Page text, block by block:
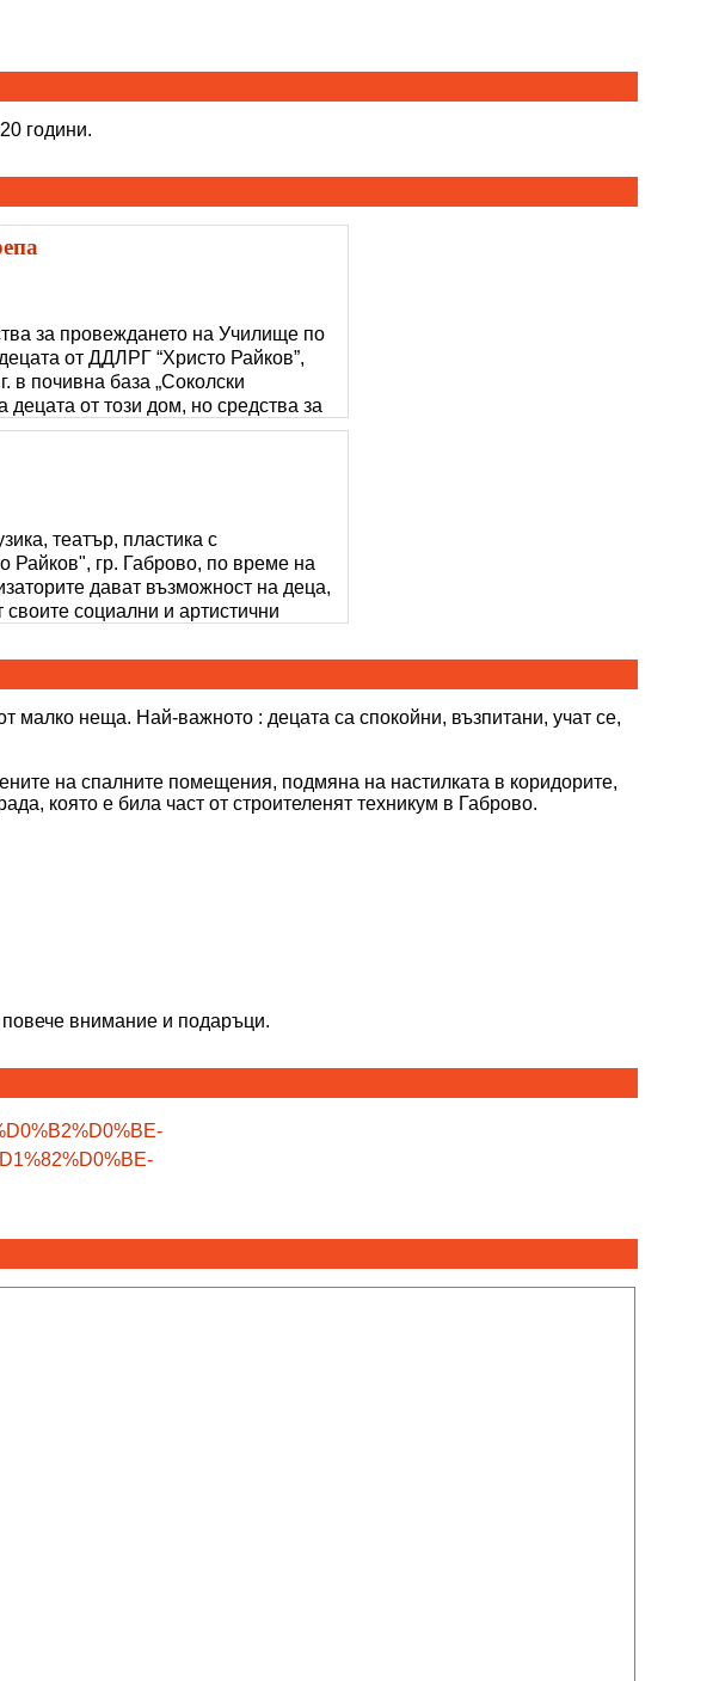
години.
за провеждането на Училище по
от ДДЛРГ “Христо Райков”,
в почивна база „Соколски
от този дом, но средства за
театър, пластика с
Райков", гр. Габрово, по време на
дават възможност на деца,
социални и артистични
малко неща. Най-важното : децата са спокойни, възпитани, учат се,
на спалните помещения, подмяна на настилката в коридорите,
която е била част от строителенят техникум в Габрово.
внимание и подаръци.